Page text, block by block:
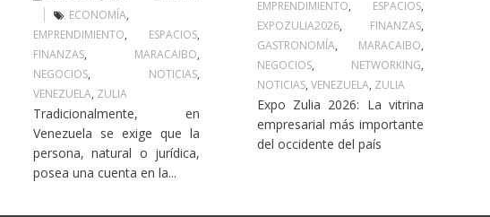
ECONOMÍA,
EMPRENDIMIENTO, ESPACIOS,
FINANZAS, MARACAIBO,
NEGOCIOS, NOTICIAS,
VENEZUELA, ZULIA
Tradicionalmente, en
Venezuela se exige que la
persona, natural o jurídica,
posea una cuenta en la...
EMPRENDIMIENTO, ESPACIOS,
EXPOZULIA2026, FINANZAS,
GASTRONOMÍA, MARACAIBO,
NEGOCIOS, NETWORKING,
NOTICIAS, VENEZUELA, ZULIA
Expo Zulia 2026: La vitrina
empresarial más importante
del occidente del país